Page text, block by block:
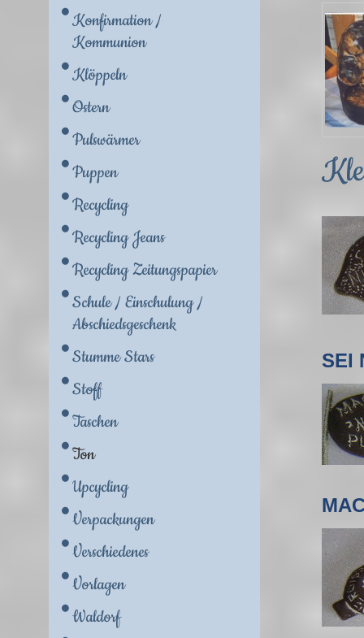
Konfirmation /
Kommunion
Klöppeln
Ostern
Pulswärmer
Puppen
Recycling
Recycling Jeans
Recycling Zeitungspapier
Schule / Einschulung /
Abschiedsgeschenk
Stumme Stars
Stoff
Taschen
Ton
Upcycling
Verpackungen
Verschiedenes
Vorlagen
Waldorf
SEI